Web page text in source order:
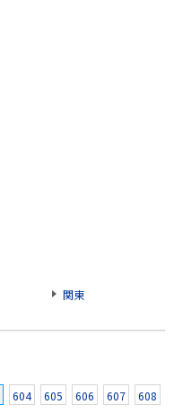
関東
604 605 606 607
608